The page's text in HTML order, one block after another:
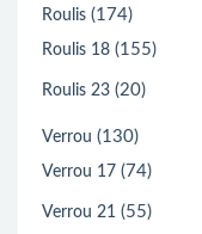
Roulis (174)
Roulis 18 (155)
Roulis 23 (20)
Verrou (130)
Verrou 17 (74)
Verrou 21 (55)